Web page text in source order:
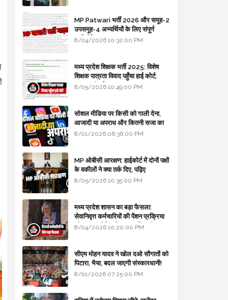
MP Patwari भर्ती 2026 और समूह-2
उपसमूह-4 अभ्यर्थियों के लिए संपूर्ण
मार्गदर्शिका
8/04/2026 10:32:00 PM
मध्य प्रदेश शिक्षक भर्ती 2025: विशेष
शिक्षक पात्रता विवाद पहुँचा हाई कोर्ट;
सरकार से माँगा जवाब
8/05/2026 10:49:00 PM
सोशल मीडिया पर किसी को गाली देना,
आजादी या अपराध और कितनी सजा का
प्रावधान - free legal advice
8/01/2026 06:36:00 PM
MP ओबीसी आरक्षण: हाईकोर्ट में दोनों पक्षों
के वकीलों ने क्या तर्क दिए, पढ़िए
8/05/2026 10:35:00 PM
मध्य प्रदेश शासन का बड़ा फैसला:
सेवानिवृत्त कर्मचारियों की पेंशन प्रक्रिया
और बजट कोडिंग में हुए क्रांतिकारी
8/04/2026 10:20:00 PM
सीएम मोहन यादव ने खोल दओ सौगातों को
पिटारा, भैया, बदल जाएगी संस्कारधानी!
8/01/2026 07:25:00 PM